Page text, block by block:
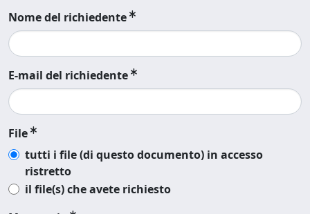
Nome del richiedente
E-mail del richiedente
File
tutti i file (di questo documento) in accesso
ristretto
il file(s) che avete richiesto